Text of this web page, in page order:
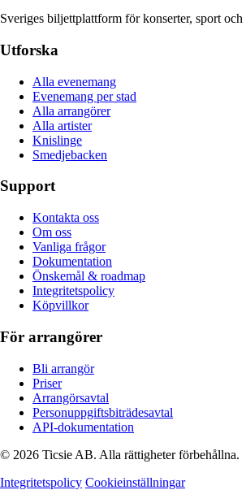
Sveriges biljettplattform för konserter, sport
Utforska
Alla evenemang
Evenemang per stad
Alla arrangörer
Alla artister
Knislinge
Smedjebacken
Support
Kontakta oss
Om oss
Vanliga frågor
Dokumentation
Önskemål & roadmap
Integritetspolicy
Köpvillkor
För arrangörer
Bli arrangör
Priser
Arrangörsavtal
Personuppgiftsbiträdesavtal
API-dokumentation
© 2026 Ticsie AB. Alla rättigheter förbehållna.
Integritetspolicy Cookieinställningar